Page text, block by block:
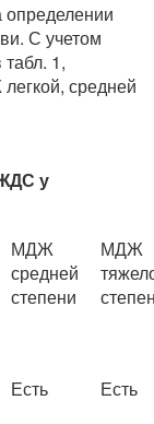
С учетом
1,
средней
у
МДЖ
средней
степени
МДЖ
Есть Есть